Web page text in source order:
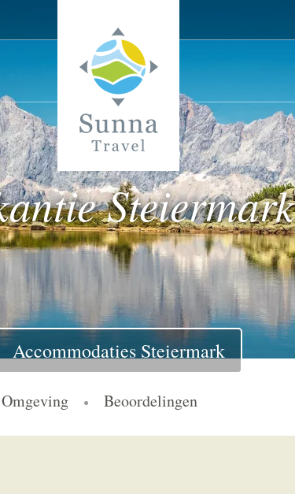
Steiermark
Accommodaties Steiermark
Beoordelingen